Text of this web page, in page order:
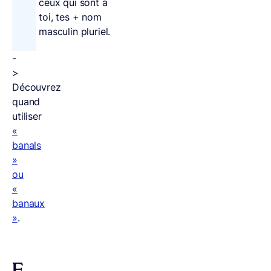
toi, tes + nom
masculin pluriel.
-
>
Découvrez
quand
utiliser
«
banals
»
ou
«
banaux
».